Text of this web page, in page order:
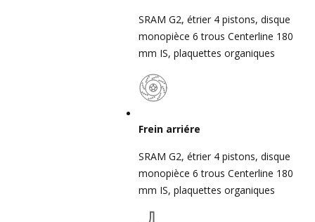
SRAM G2, étrier 4 pistons, disque
monopièce 6 trous Centerline 180
mm IS, plaquettes organiques
Frein arriére
SRAM G2, étrier 4 pistons, disque
monopièce 6 trous Centerline 180
mm IS, plaquettes organiques